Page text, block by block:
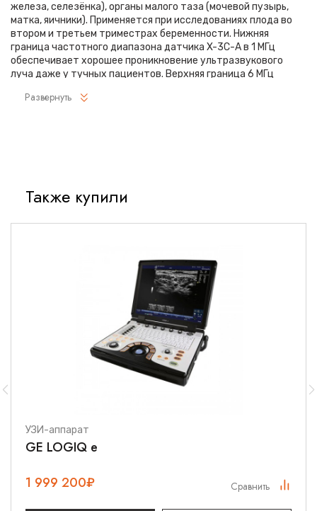
железа, селезёнка), органы малого таза (мочевой пузырь,
матка, яичники). Применяется при исследованиях плода во
втором и третьем триместрах беременности. Нижняя
граница частотного диапазона датчика X-3C-A в 1 МГц
обеспечивает хорошее проникновение ультразвукового
луча даже у тучных пациентов. Верхняя граница 6 МГц
Урология,
Акушерство
Развернуть
Также купили
УЗИ-аппарат
GE LOGIQ e
1 999 200₽ Сравнить